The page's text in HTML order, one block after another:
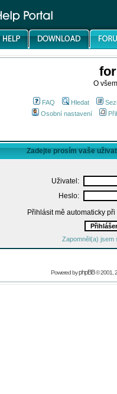
O
FAQ Hledat
Osobní nastavení
Zadejte prosím vaše
Uživatel:
Heslo:
Přihlásit mě automaticky
Zapomněl(a) jsem
Powered byphpBB© 2001,